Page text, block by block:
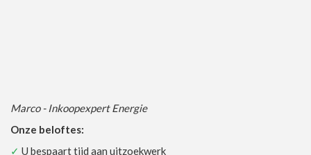
Marco - Inkoopexpert Energie
Onze beloftes:
✓ U bespaart tijd aan uitzoekwerk